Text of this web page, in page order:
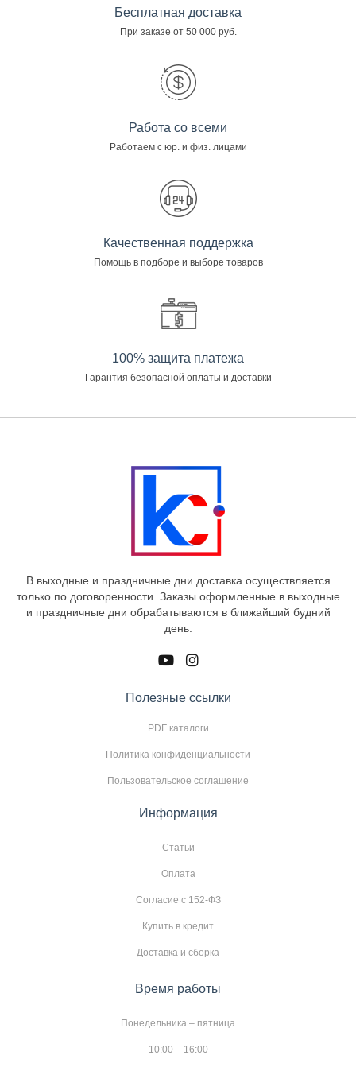
Бесплатная доставка
При заказе от 50 000 руб.
Работа со всеми
Работаем с юр. и физ. лицами
Качественная поддержка
Помощь в подборе и выборе товаров
100% защита платежа
Гарантия безопасной оплаты и доставки
В выходные и праздничные дни доставка осуществляется
только по договоренности. Заказы оформленные в выходные
и праздничные дни обрабатываются в ближайший будний
день.
Полезные ссылки
PDF каталоги
Политика конфиденциальности
Пользовательское соглашение
Информация
Статьи
Оплата
Согласие с 152-ФЗ
Купить в кредит
Доставка и сборка
Время работы
Понедельника – пятница
10:00 – 16:00